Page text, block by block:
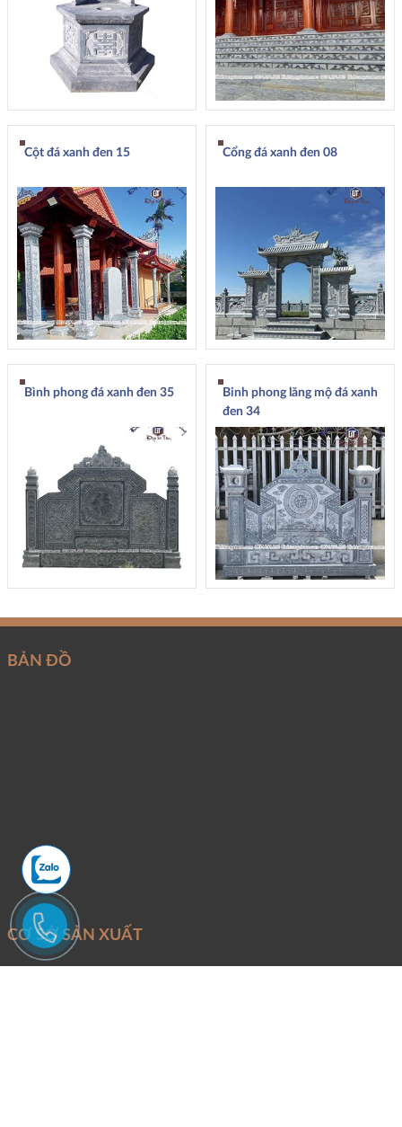
Cột đá xanh đen 15 Cổng đá xanh đen 08
Bình phong đá xanh đen 35
Binh phong lăng mộ đá xanh
đen 34
BẢN ĐỒ
CƠ SỞ SẢN XUẤT